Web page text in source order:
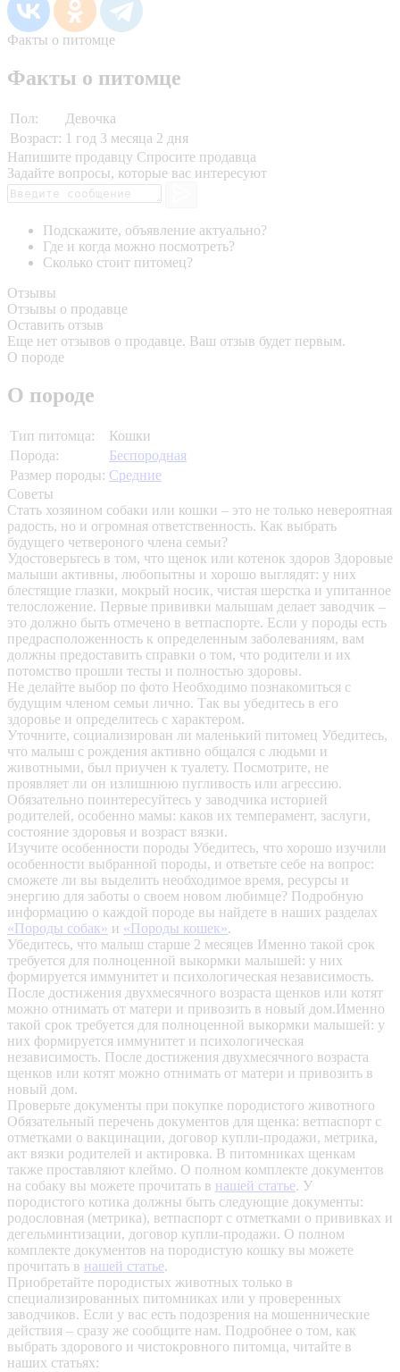
Факты о питомце
Факты о питомце
Пол:
Девочка
Возраст: 1 год 3 месяца 2 дня
Напишите продавцу Спросите продавца
Задайте вопросы, которые вас интересуют
Подскажите, объявление актуально?
Где и когда можно посмотреть?
Сколько стоит питомец?
Отзывы
Отзывы о продавце
Оставить отзыв
Еще нет отзывов о продавце. Ваш отзыв будет первым.
О породе
О породе
Тип питомца:
Кошки
Порода:
Беспородная
Размер породы: Средние
Советы
Стать хозяином собаки или кошки – это не только невероятная
радость, но и огромная ответственность. Как выбрать
будущего четвероного члена семьи?
Удостоверьтесь в том, что щенок или котенок здоров Здоровые
малыши активны, любопытны и хорошо выглядят: у них
блестящие глазки, мокрый носик, чистая шерстка и упитанное
телосложение. Первые прививки малышам делает заводчик –
это должно быть отмечено в ветпаспорте. Если у породы есть
предрасположенность к определенным заболеваниям, вам
должны предоставить справки о том, что родители и их
потомство прошли тесты и полностью здоровы.
Не делайте выбор по фото Необходимо познакомиться с
будущим членом семьи лично. Так вы убедитесь в его
здоровье и определитесь с характером.
Уточните, социализирован ли маленький питомец Убедитесь,
что малыш с рождения активно общался с людьми и
животными, был приучен к туалету. Посмотрите, не
проявляет ли он излишнюю пугливость или агрессию.
Обязательно поинтересуйтесь у заводчика историей
родителей, особенно мамы: каков их темперамент, заслуги,
состояние здоровья и возраст вязки.
Изучите особенности породы Убедитесь, что хорошо изучили
особенности выбранной породы, и ответьте себе на вопрос:
сможете ли вы выделить необходимое время, ресурсы и
энергию для заботы о своем новом любимце? Подробную
информацию о каждой породе вы найдете в наших разделах
«Породы собак» и «Породы кошек».
Убедитесь, что малыш старше 2 месяцев Именно такой срок
требуется для полноценной выкормки малышей: у них
формируется иммунитет и психологическая независимость.
После достижения двухмесячного возраста щенков или котят
можно отнимать от матери и привозить в новый дом.Именно
такой срок требуется для полноценной выкормки малышей: у
них формируется иммунитет и психологическая
независимость. После достижения двухмесячного возраста
щенков или котят можно отнимать от матери и привозить в
новый дом.
Проверьте документы при покупке породистого животного
Обязательный перечень документов для щенка: ветпаспорт с
отметками о вакцинации, договор купли-продажи, метрика,
акт вязки родителей и актировка. В питомниках щенкам
также проставляют клеймо. О полном комплекте документов
на собаку вы можете прочитать в нашей статье. У
породистого котика должны быть следующие документы:
родословная (метрика), ветпаспорт с отметками о прививках и
дегельминтизации, договор купли-продажи. О полном
комплекте документов на породистую кошку вы можете
прочитать в нашей статье.
Приобретайте породистых животных только в
специализированных питомниках или у проверенных
заводчиков. Если у вас есть подозрения на мошеннические
действия – сразу же сообщите нам. Подробнее о том, как
выбрать здорового и чистокровного питомца, читайте в
наших статьях: